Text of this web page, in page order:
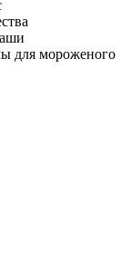
для мороженого